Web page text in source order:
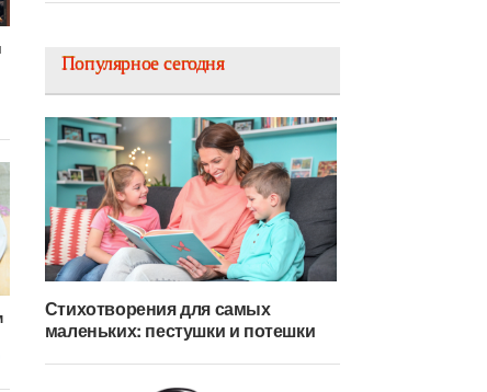
Популярное сегодня
Стихотворения для самых
маленьких: пестушки и потешки